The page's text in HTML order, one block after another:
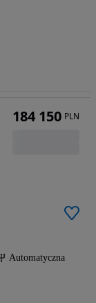
Automatyczna
184 150 PLN